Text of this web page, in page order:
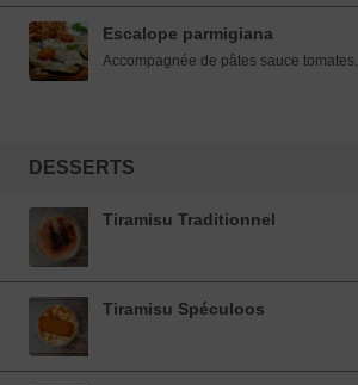
Escalope parmigiana
Accompagnée de pâtes sauce tomates.
DESSERTS
Tiramisu Traditionnel
Tiramisu Spéculoos